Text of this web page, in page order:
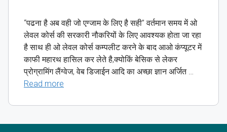
“पढना है अब वही जो एग्जाम के लिए है सही” वर्तमान समय में ओ
लेवल कोर्स की सरकारी नौकरियों के लिए आवश्यक होता जा रहा
है साथ ही ओ लेवल कोर्स कम्पलीट करने के बाद आओ कंप्यूटर में
काफी महारथ हासिल कर लेते है,क्योकिं बेसिक से लेकर
प्रोग्रामिंग लैंग्वेज, वेब डिजाईन आदि का अच्छा ज्ञान अर्जित …
Read more